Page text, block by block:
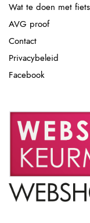
Wat te doen met
AVG proof
Contact
Privacybeleid
Facebook